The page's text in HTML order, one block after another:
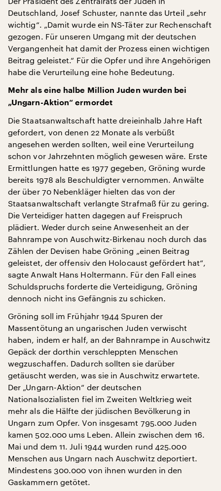
Deutschland, Josef Schuster, nannte das Urteil „sehr
wichtig“. „Damit wurde ein NS-Täter zur Rechenschaft
gezogen. Für unseren Umgang mit der deutschen
Vergangenheit hat damit der Prozess einen wichtigen
Beitrag geleistet.“ Für die Opfer und ihre Angehörigen
habe die Verurteilung eine hohe Bedeutung.
Mehr als eine halbe Million Juden wurden bei
„Ungarn-Aktion“ ermordet
Die Staatsanwaltschaft hatte dreieinhalb Jahre Haft
gefordert, von denen 22 Monate als verbüßt
angesehen werden sollten, weil eine Verurteilung
schon vor Jahrzehnten möglich gewesen wäre. Erste
Ermittlungen hatte es 1977 gegeben, Gröning wurde
bereits 1978 als Beschuldigter vernommen. Anwälte
der über 70 Nebenkläger hielten das von der
Staatsanwaltschaft verlangte Strafmaß für zu gering.
Die Verteidiger hatten dagegen auf Freispruch
plädiert. Weder durch seine Anwesenheit an der
Bahnrampe von Auschwitz-Birkenau noch durch das
Zählen der Devisen habe Gröning „einen Beitrag
geleistet, der offensiv den Holocaust gefördert hat“,
sagte Anwalt Hans Holtermann. Für den Fall eines
Schuldspruchs forderte die Verteidigung, Gröning
dennoch nicht ins Gefängnis zu schicken.
Gröning soll im Frühjahr 1944 Spuren der
Massentötung an ungarischen Juden verwischt
haben, indem er half, an der Bahnrampe in Auschwitz
Gepäck der dorthin verschleppten Menschen
wegzuschaffen. Dadurch sollten sie darüber
getäuscht werden, was sie in Auschwitz erwartete.
Der „Ungarn-Aktion“ der deutschen
Nationalsozialisten fiel im Zweiten Weltkrieg weit
mehr als die Hälfte der jüdischen Bevölkerung in
Ungarn zum Opfer. Von insgesamt 795.000 Juden
kamen 502.000 ums Leben. Allein zwischen dem 16.
Mai und dem 11. Juli 1944 wurden rund 425.000
Menschen aus Ungarn nach Auschwitz deportiert.
Mindestens 300.000 von ihnen wurden in den
Gaskammern getötet.